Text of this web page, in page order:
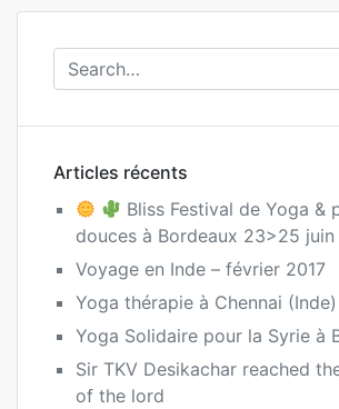
Articles récents
Bliss Festival de Yoga &
douces à Bordeaux 23>25 juin
Voyage en Inde – février 2017
Yoga thérapie à Chennai (Inde)
Yoga Solidaire pour la Syrie à
Sir TKV Desikachar reached
of the lord